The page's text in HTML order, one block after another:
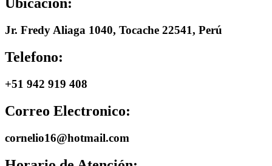
Ubicación:
Jr. Fredy Aliaga 1040, Tocache 22541, Perú
Telefono:
+51 942 919 408
Correo Electronico:
cornelio16@hotmail.com